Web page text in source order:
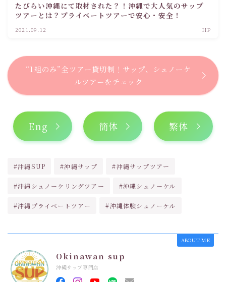
たびらい沖縄にて取材された？！沖縄で大人気のサップ
ツアーとは？プライベートツアーで安心・安全！
2021.09.12 HP
“1組のみ”全ツアー貸切制！サップ、シュノーケ
ルツアーをチェック
Eng 簡体 繁体
#沖縄SUP #沖縄サップ #沖縄サップツアー
#沖縄シュノーケリングツアー #沖縄シュノーケル
#沖縄プライベートツアー #沖縄体験シュノーケル
ABOUT ME
Okinawan sup
沖縄サップ専門店